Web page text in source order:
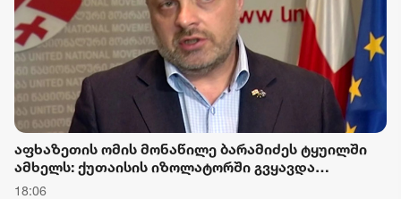
აფხაზეთის ომის მონაწილე ბარამიძეს ტყუილში
ამხელს: ქუთაისის იზოლატორში გვყავდა
მოწინააღმდეგის 23 ტყვე, გავფრინდი გუდაუთაში,
18:06